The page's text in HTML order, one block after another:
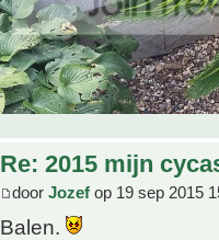
Re: 2015 mijn
door Jozef op 19 sep 2015
Balen.